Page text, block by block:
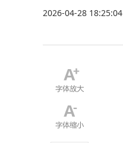
2026-04-28 18:25:04